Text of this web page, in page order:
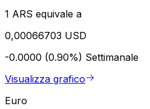
1 ARS equivale a
0,00066703 USD
-0.0000 (0.90%) Settimanale
Visualizza grafico
Euro